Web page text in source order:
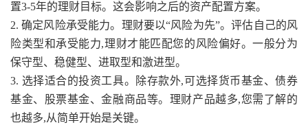
置3-5年的理财目标。这会影响之后的资产配置方案。
2. 确定风险承受能力。理财要以“风险为先”。评估自己的风
险类型和承受能力,理财才能匹配您的风险偏好。一般分为
保守型、稳健型、进取型和激进型。
3. 选择适合的投资工具。除存款外,可选择货币基金、债券
基金、股票基金、金融商品等。理财产品越多,您需了解的
也越多,从简单开始是关键。